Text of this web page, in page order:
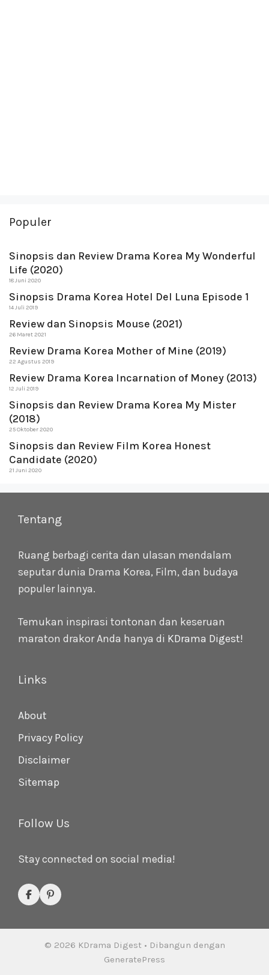
Populer
Sinopsis dan Review Drama Korea My Wonderful
Life (2020)
18 Juni 2020
Sinopsis Drama Korea Hotel Del Luna Episode 1
14 Juli 2019
Review dan Sinopsis Mouse (2021)
26 Maret 2021
Review Drama Korea Mother of Mine (2019)
22 Agustus 2019
Review Drama Korea Incarnation of Money (2013)
12 Juli 2019
Sinopsis dan Review Drama Korea My Mister
(2018)
25 Oktober 2020
Sinopsis dan Review Film Korea Honest
Candidate (2020)
21 Juni 2020
Tentang
Ruang berbagi cerita dan ulasan mendalam
seputar dunia Drama Korea, Film, dan budaya
populer lainnya.
Temukan inspirasi tontonan dan keseruan
maraton drakor Anda hanya di KDrama Digest!
Links
About
Privacy Policy
Disclaimer
Sitemap
Follow Us
Stay connected on social media!
© 2026 KDrama Digest• Dibangun dengan
GeneratePress